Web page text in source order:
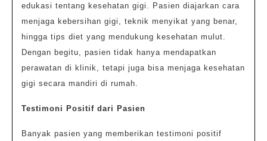
edukasi tentang kesehatan gigi. Pasien diajarkan cara
menjaga kebersihan gigi, teknik menyikat yang benar,
hingga tips diet yang mendukung kesehatan mulut.
Dengan begitu, pasien tidak hanya mendapatkan
perawatan di klinik, tetapi juga bisa menjaga kesehatan
gigi secara mandiri di rumah.
Testimoni Positif dari Pasien
Banyak pasien yang memberikan testimoni positif